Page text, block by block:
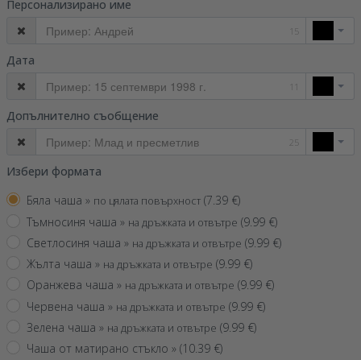
Персонализирано име
15
Дата
11
Допълнително съобщение
25
Избери формата
Бяла чаша » по цялата повърхност (7.39 €)
Тъмносиня чаша » на дръжката и отвътре (9.99 €)
Светлосиня чаша » на дръжката и отвътре (9.99 €)
Жълта чаша » на дръжката и отвътре (9.99 €)
Оранжева чаша » на дръжката и отвътре (9.99 €)
Червена чаша » на дръжката и отвътре (9.99 €)
Зелена чаша » на дръжката и отвътре (9.99 €)
Чаша от матирано стъкло » (10.39 €)